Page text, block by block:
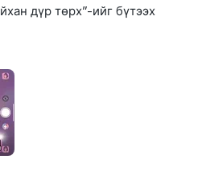
дүр төрх”-ийг бүтээх